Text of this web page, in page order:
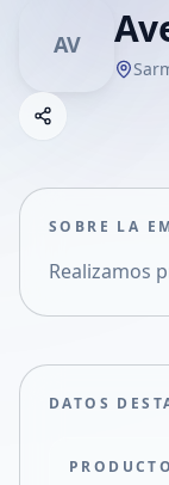
AV
Compartir
Compartir en
SOBRE LA
Realizamos
DATOS